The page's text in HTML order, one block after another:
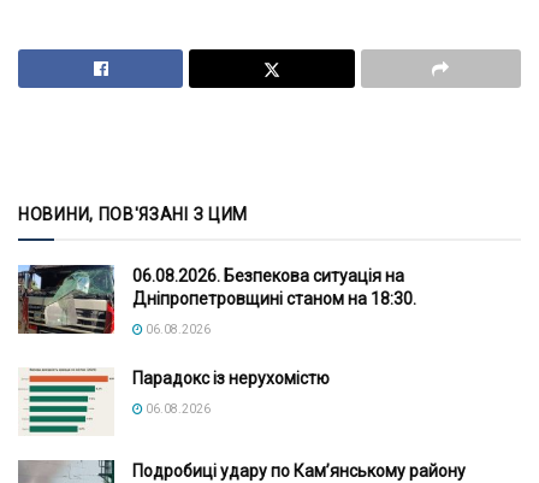
НОВИНИ, ПОВ'ЯЗАНІ З ЦИМ
06.08.2026. Безпекова ситуація на
Дніпропетровщині станом на 18:30.
06.08.2026
Парадокс із нерухомістю
06.08.2026
Подробиці удару по Кам’янському району